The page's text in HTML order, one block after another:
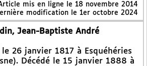
mis en ligne le 18 novembre 2014
modification le 1er octobre 2024
Jean-Baptiste André
le 26 janvier 1817 à Esquéhéries
Décédé le 15 janvier 1888 à